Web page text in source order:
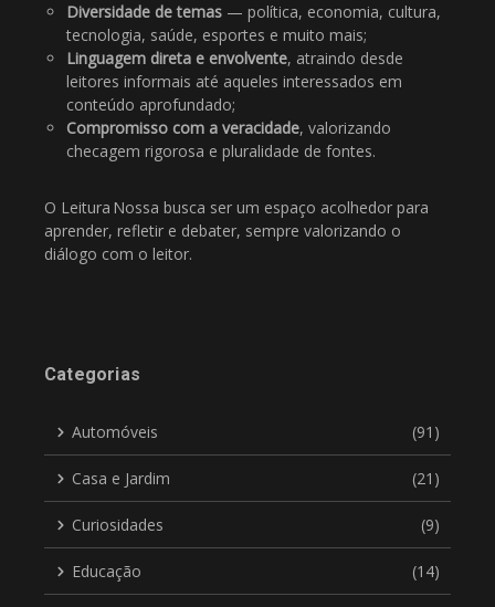
Diversidade de temas — política, economia, cultura,
tecnologia, saúde, esportes e muito mais;
Linguagem direta e envolvente, atraindo desde
leitores informais até aqueles interessados em
conteúdo aprofundado;
Compromisso com a veracidade, valorizando
checagem rigorosa e pluralidade de fontes.
O Leitura Nossa busca ser um espaço acolhedor para
aprender, refletir e debater, sempre valorizando o
diálogo com o leitor.
Categorias
Automóveis (91)
Casa e Jardim (21)
Curiosidades (9)
Educação (14)